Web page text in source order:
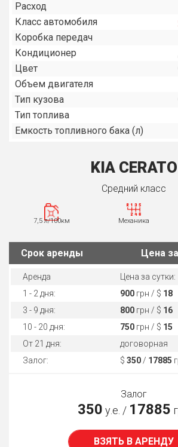
Расход
Класс автомобиля
Коробка передач
Кондиционер
Цвет
Объем двигателя
Тип кузова
Тип топлива
Емкость топливного бака (л)
KIA CERATO
Средний класс
7,5 л/100км Механика
Cрок аренды Цена
Аренда
Цена за сутки:
1 - 2 дня:
900 грн / $ 18
3 - 9 дня:
800 грн / $ 16
10 - 20 дня:
750 грн / $ 15
От 21 дня:
договорная
Залог:
$ 350 / 17885
Залог
350 у.е. / 17885
ВЗЯТЬ В АРЕНДУ